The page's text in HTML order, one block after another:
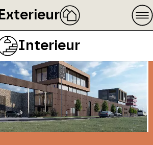
Exterieur
Interieur